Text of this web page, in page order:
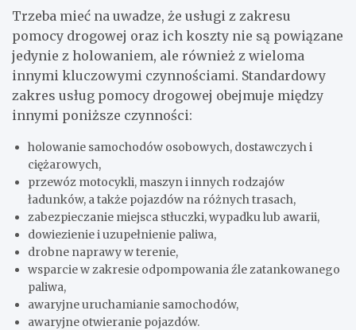
Trzeba mieć na uwadze, że usługi z zakresu
pomocy drogowej oraz ich koszty nie są powiązane
jedynie z holowaniem, ale również z wieloma
innymi kluczowymi czynnościami. Standardowy
zakres usług pomocy drogowej obejmuje między
innymi poniższe czynności:
holowanie samochodów osobowych, dostawczych i
ciężarowych,
przewóz motocykli, maszyn i innych rodzajów
ładunków, a także pojazdów na różnych trasach,
zabezpieczanie miejsca stłuczki, wypadku lub awarii,
dowiezienie i uzupełnienie paliwa,
drobne naprawy w terenie,
wsparcie w zakresie odpompowania źle zatankowanego
paliwa,
awaryjne uruchamianie samochodów,
awaryjne otwieranie pojazdów.